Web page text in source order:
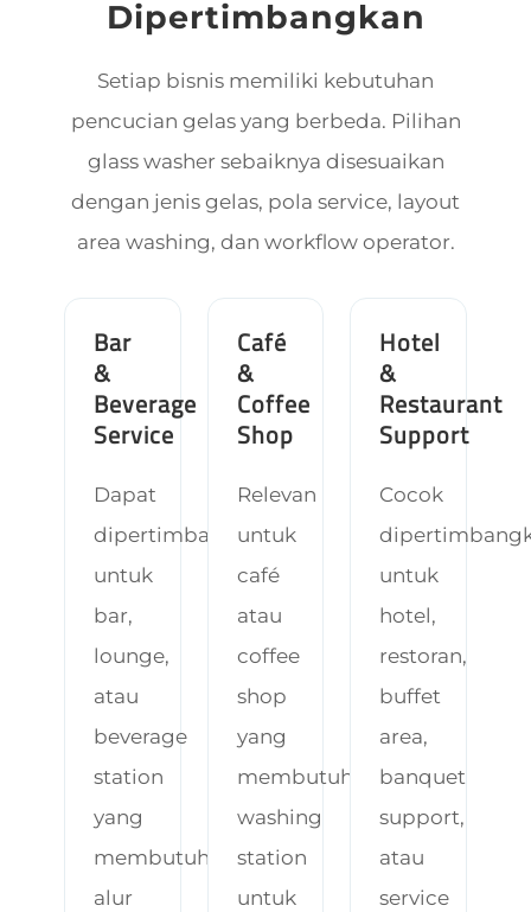
Dipertimbangkan
Setiap bisnis memiliki kebutuhan
pencucian gelas yang berbeda. Pilihan
glass washer sebaiknya disesuaikan
dengan jenis gelas, pola service, layout
area washing, dan workflow operator.
Bar
&
Beverage
Service
Dapat
dipertimbangkan
untuk
bar,
lounge,
atau
beverage
station
yang
membutuhkan
alur
Café
&
Coffee
Shop
Relevan
untuk
café
atau
coffee
shop
yang
membutuhkan
washing
station
untuk
Hotel
&
Restaurant
Support
Cocok
untuk
hotel,
restoran,
buffet
area,
banquet
support,
atau
service